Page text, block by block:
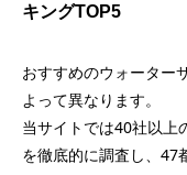
キングTOP5
おすすめのウォーター
よって異なります。
当サイトでは40社以上
を徹底的に調査し、47